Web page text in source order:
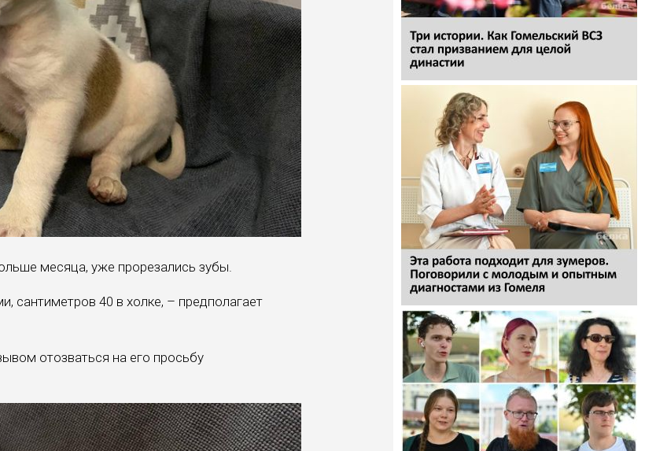
месяца, уже прорезались зубы.
сантиметров 40 в холке, – предполагает
отозваться на его просьбу